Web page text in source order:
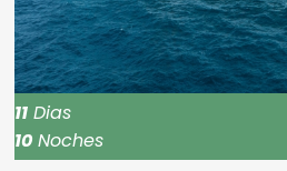
Dias
10Noches